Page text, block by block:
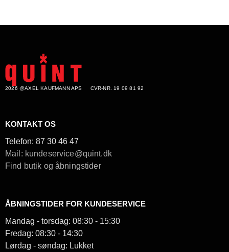
2026 @AXEL KAUFMANN APS CVR-NR. 19 09 81 92
KONTAKT OS
Telefon: 87 30 46 47
Mail: kundeservice@quint.dk
Find butik og åbningstider
ÅBNINGSTIDER FOR KUNDESERVICE
Mandag - torsdag: 08:30 - 15:30
Fredag: 08:30 - 14:30
Lørdag - søndag: Lukket